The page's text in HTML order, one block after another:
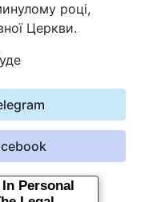
році,
Церкви.